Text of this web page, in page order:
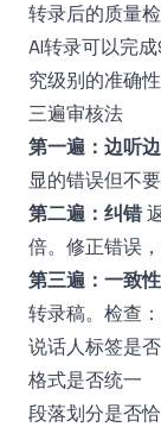
转录后的质量
AI转录可以完
究级别的准确性
三遍审核法
第一遍：边听
显的错误但不
第二遍：纠错
倍。修正错误
第三遍：一致
转录稿。检查：
说话人标签是
格式是否统一
段落划分是否